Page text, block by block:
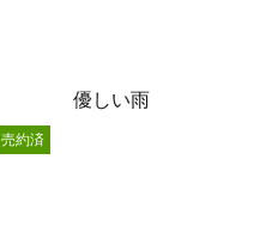
優しい雨
売約済